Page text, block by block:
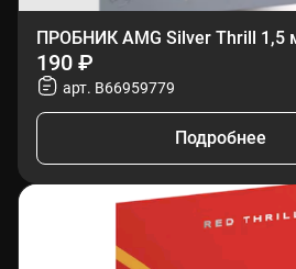
ПРОБНИК AMG Silver Thrill 1,5
190 ₽
арт. B66959779
Подробнее